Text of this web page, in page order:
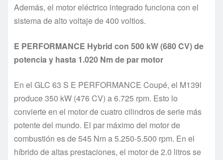
Además, el motor eléctrico integrado funciona con el
sistema de alto voltaje de 400 voltios.
E PERFORMANCE Hybrid con 500 kW (680 CV) de
potencia y hasta 1.020 Nm de par motor
En el GLC 63 S E PERFORMANCE Coupé, el M139l
produce 350 kW (476 CV) a 6.725 rpm. Esto lo
convierte en el motor de cuatro cilindros de serie más
potente del mundo. El par máximo del motor de
combustión es de 545 Nm a 5.250-5.500 rpm. En el
híbrido de altas prestaciones, el motor de 2.0 litros se